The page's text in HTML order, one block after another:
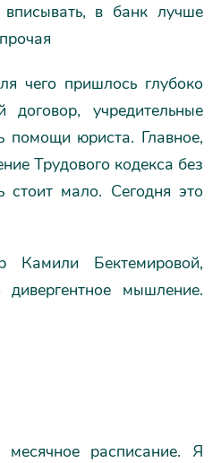
в банк лучше
чего пришлось глубоко
договор, учредительные
помощи юриста. Главное,
Трудового кодекса без
стоит мало. Сегодня это
Бектемировой,
мышление.
расписание. Я